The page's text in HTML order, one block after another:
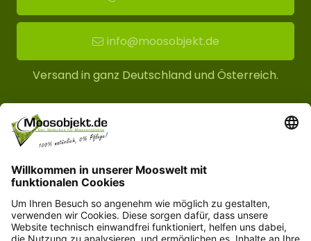
info@moosobjekt.de
Versand in ganz Deutschland und Österreich.
Kundenservice
Informationen
© Copyright 2026 moosobjekt.de